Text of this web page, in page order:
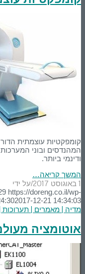
קומפקטיות עוצמתית
המהנדסים ובוני
ודינמי ביותר.
המשך קריאה…
1 באוגוסט 2017 /על ידי
https://doreng.co.il/wp-
2017-12-21 14:34:03
מדיה | מאמרים | תערוכות
אוטומציה